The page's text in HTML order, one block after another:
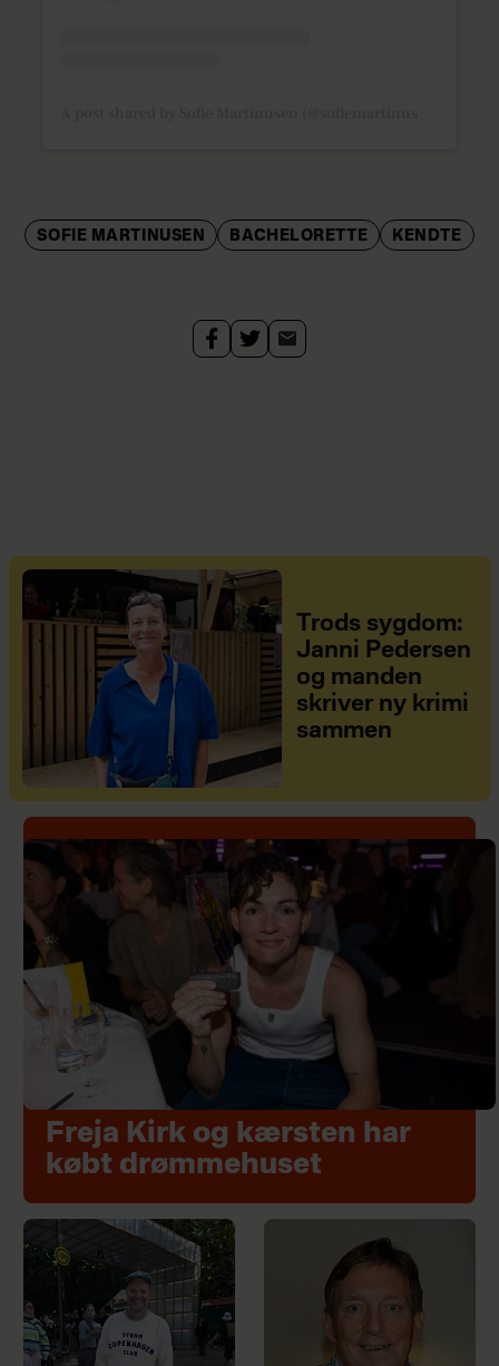
SOFIE MARTINUSEN BACHELORETTE KENDTE
Trods sygdom:
Janni Pedersen
og manden
skriver ny krimi
sammen
Freja Kirk og kærsten har
købt drømmehuset